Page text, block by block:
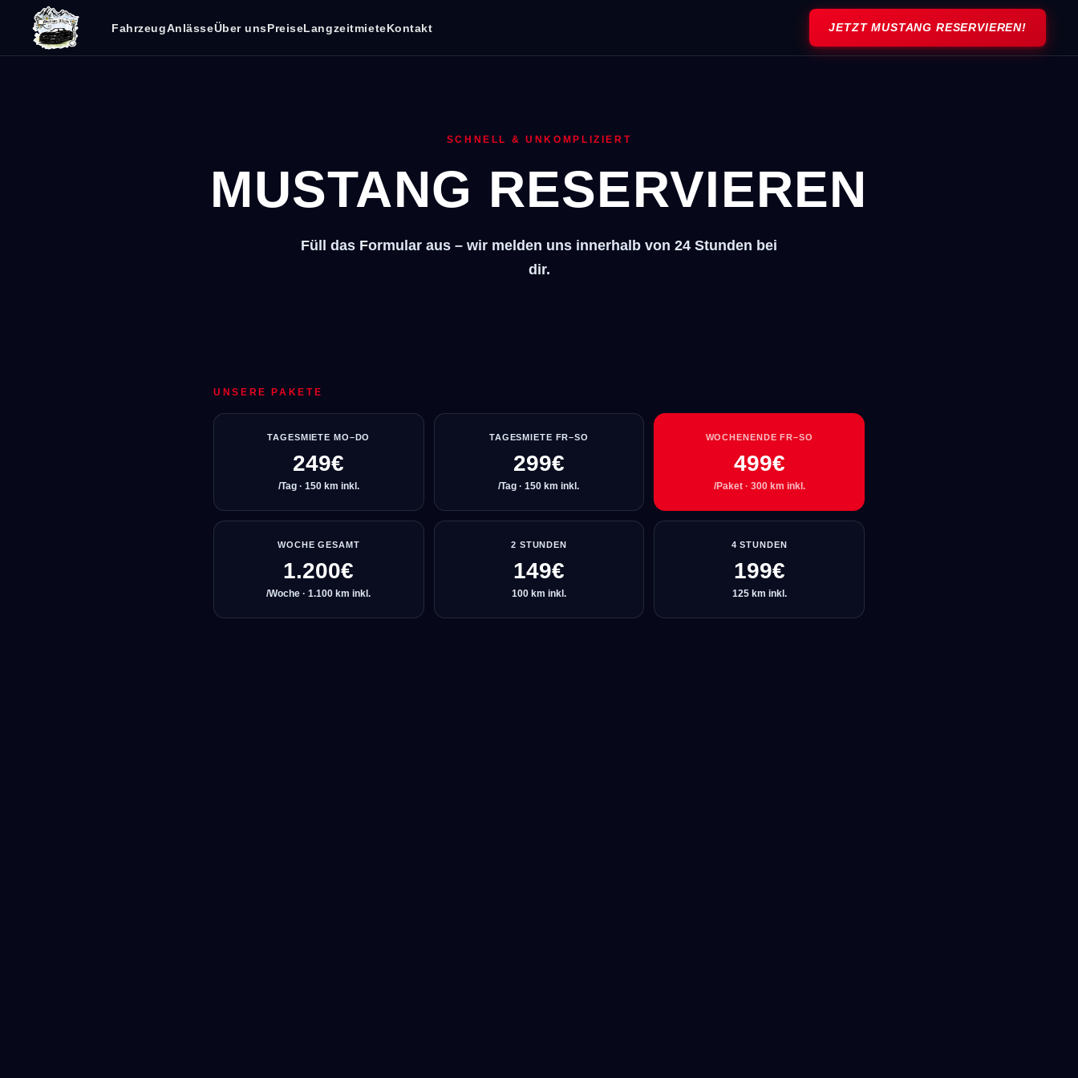
FahrzeugAnlässeÜber unsPreiseLangzeitmieteKontakt JETZT MUSTANG RESERVIEREN!
SCHNELL & UNKOMPLIZIERT
MUSTANG RESERVIEREN
Füll das Formular aus – wir melden uns innerhalb von 24 Stunden bei
dir.
UNSERE PAKETE
TAGESMIETE MO–DO
249€
/Tag · 150 km inkl.
TAGESMIETE FR–SO
299€
/Tag · 150 km inkl.
WOCHENENDE FR–SO
499€
/Paket · 300 km inkl.
WOCHE GESAMT
1.200€
/Woche · 1.100 km inkl.
2 STUNDEN
149€
100 km inkl.
4 STUNDEN
199€
125 km inkl.